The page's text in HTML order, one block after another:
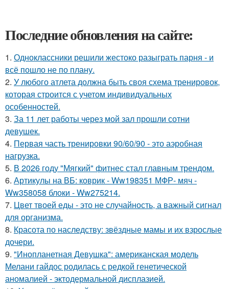
Последние обновления на сайте:
1. Одноклассники решили жестоко разыграть парня - и
всё пошло не по плану.
2. У любого атлета должна быть своя схема тренировок,
которая строится с учетом индивидуальных
особенностей.
3. За 11 лет работы через мой зал прошли сотни
девушек.
4. Первая часть тренировки 90/60/90 - это аэробная
нагрузка.
5. В 2026 году "Мягкий" фитнес стал главным трендом.
6. Артикулы на ВБ: коврик - Ww198351 МФР- мяч -
Ww358058 блоки - Ww275214.
7. Цвет твоей еды - это не случайность, а важный сигнал
для организма.
8. Красота по наследству: звёздные мамы и их взрослые
дочери.
9. "Инопланетная Девушка": американская модель
Мелани гайдос родилась с редкой генетической
аномалией - эктодермальной дисплазией.